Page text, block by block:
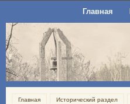
Главная
Главная Исторический раздел